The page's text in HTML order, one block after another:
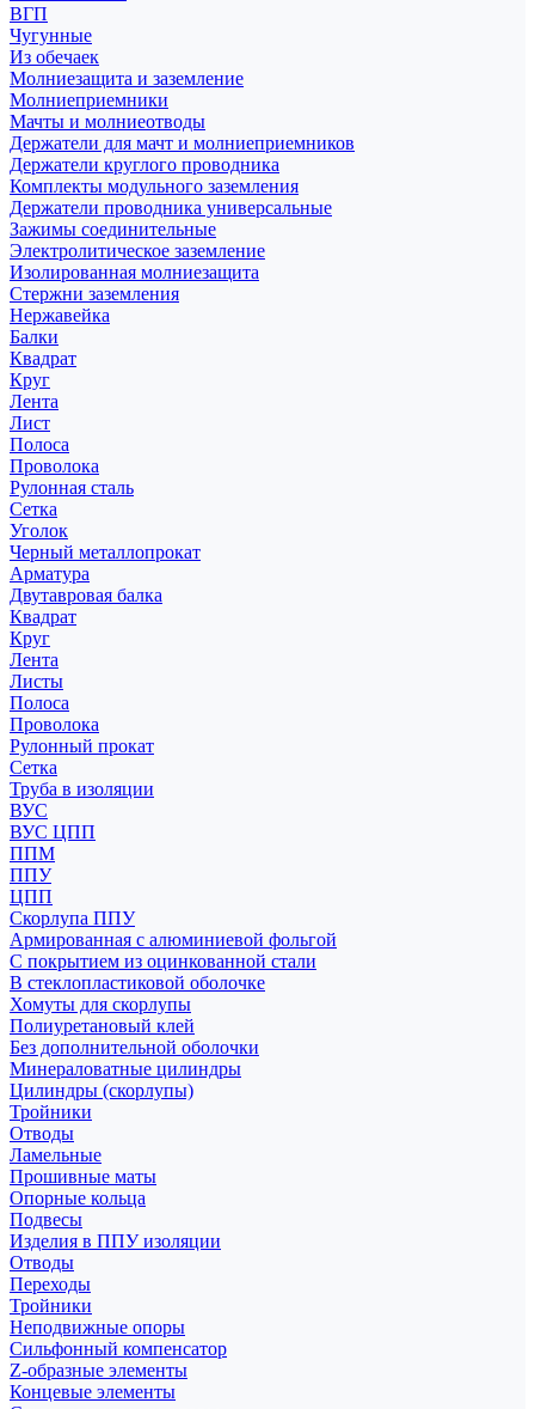
ВГП
Чугунные
Из обечаек
Молниезащита и заземление
Молниеприемники
Мачты и молниеотводы
Держатели для мачт и молниеприемников
Держатели круглого проводника
Комплекты модульного заземления
Держатели проводника универсальные
Зажимы соединительные
Электролитическое заземление
Изолированная молниезащита
Стержни заземления
Нержавейка
Балки
Квадрат
Круг
Лента
Лист
Полоса
Проволока
Рулонная сталь
Сетка
Уголок
Черный металлопрокат
Арматура
Двутавровая балка
Квадрат
Круг
Лента
Листы
Полоса
Проволока
Рулонный прокат
Сетка
Труба в изоляции
ВУС
ВУС ЦПП
ППМ
ППУ
ЦПП
Скорлупа ППУ
Армированная с алюминиевой фольгой
С покрытием из оцинкованной стали
В стеклопластиковой оболочке
Хомуты для скорлупы
Полиуретановый клей
Без дополнительной оболочки
Минераловатные цилиндры
Цилиндры (скорлупы)
Тройники
Отводы
Ламельные
Прошивные маты
Опорные кольца
Подвесы
Изделия в ППУ изоляции
Отводы
Переходы
Тройники
Неподвижные опоры
Cильфонный компенсатор
Z-образные элементы
Концевые элементы